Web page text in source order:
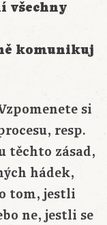
všechny
komunikuj
si
resp.
těchto zásad,
hádek,
tom, jestli
ne, jestli se